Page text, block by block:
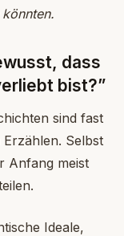
dass
bist?”
sind fast
Selbst
Anfang meist
Ideale,